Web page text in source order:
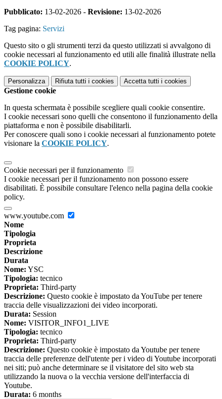
Pubblicato: 13-02-2026 - Revisione: 13-02-2026
Tag pagina: Servizi
Questo sito o gli strumenti terzi da questo utilizzati si avvalgono di
cookie necessari al funzionamento ed utili alle finalità illustrate nella
COOKIE POLICY.
Personalizza Rifiuta tutti i cookies Accetta tutti i cookies
Gestione cookie
In questa schermata è possibile scegliere quali cookie consentire.
I cookie necessari sono quelli che consentono il funzionamento della
piattaforma e non è possibile disabilitarli.
Per conoscere quali sono i cookie necessari al funzionamento potete
visionare la COOKIE POLICY.
Cookie necessari per il funzionamento
I cookie necessari per il funzionamento non possono essere
disabilitati. È possibile consultare l'elenco nella pagina della cookie
policy.
www.youtube.com
Nome
Tipologia
Proprieta
Descrizione
Durata
Nome: YSC
Tipologia: tecnico
Proprieta: Third-party
Descrizione: Questo cookie è impostato da YouTube per tenere
traccia delle visualizzazioni dei video incorporati.
Durata: Session
Nome: VISITOR_INFO1_LIVE
Tipologia: tecnico
Proprieta: Third-party
Descrizione: Questo cookie è impostato da Youtube per tenere
traccia delle preferenze dell'utente per i video di Youtube incorporati
nei siti; può anche determinare se il visitatore del sito web sta
utilizzando la nuova o la vecchia versione dell'interfaccia di
Youtube.
Durata: 6 months